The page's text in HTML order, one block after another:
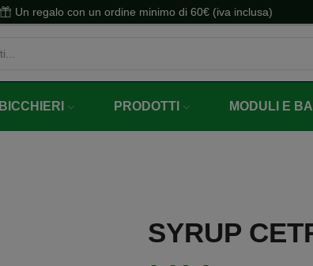
Un regalo con un ordine minimo di 60€ (iva inclusa)
BICCHIERI PRODOTTI MODULI E
SYRUP